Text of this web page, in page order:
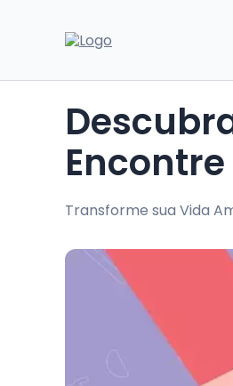
Descubra a Revolução Digital no Amor:
Transforme sua Vida